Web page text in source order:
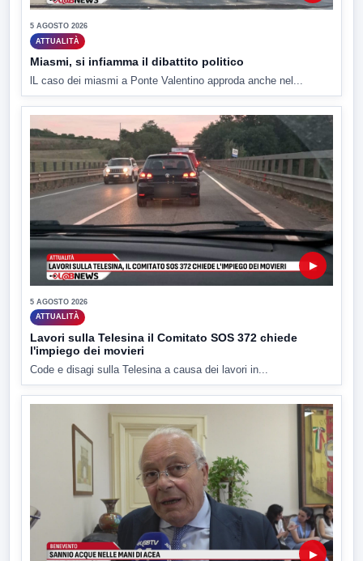
5 AGOSTO 2026
ATTUALITÀ
Miasmi, si infiamma il dibattito politico
lL caso dei miasmi a Ponte Valentino approda anche nel...
▶
5 AGOSTO 2026
ATTUALITÀ
Lavori sulla Telesina il Comitato SOS 372 chiede
l'impiego dei movieri
Code e disagi sulla Telesina a causa dei lavori in...
▶